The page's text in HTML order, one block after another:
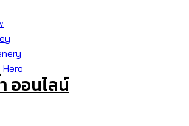
Hero
ออนไลน์